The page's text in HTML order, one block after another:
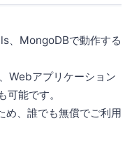
、MongoDBで動作する
Webアプリケーション
能です。
め、誰でも無償でご利用